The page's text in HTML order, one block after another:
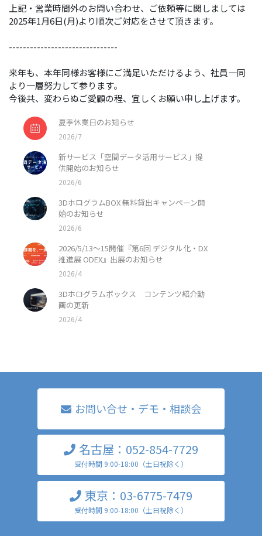
夏季休業日のお知らせ
2026/7
新サービス「空間データ活用サービス」提
供開始のお知らせ
2026/6
3DホログラムBOX 無料貸出キャンペーン開
始のお知らせ
2026/6
2026/5/13〜15開催『第6回 デジタル化・DX
推進展 ODEX』出展のお知らせ
2026/4
3Dホログラムボックス コンテンツ紹介動
画の更新
2026/4
上記・営業時間外のお問い合わせ、ご依頼等に関しましては
2025年1月6日(月)より順次ご対応をさせて頂きます。
-------------------------------
来年も、本年同様お客様にご満足いただけるよう、社員一同
より一層努力して参ります。
今後共、変わらぬご愛顧の程、宜しくお願い申し上げます。
お問い合せ・デモ・相談会
名古屋：052-854-7729
受付時間 9:00-18:00（土日祝除く）
東京：03-6775-7479
受付時間 9:00-18:00（土日祝除く）